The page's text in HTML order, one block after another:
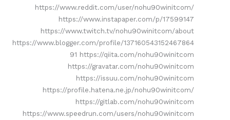
https://www.reddit.com/user/nohu90winitcom/
https://www.instapaper.com/p/17599147
https://www.twitch.tv/nohu90winitcom/about
https://www.blogger.com/profile/137160543152467864
91 https://qiita.com/nohu90winitcom
https://gravatar.com/nohu90winitcom
https://issuu.com/nohu90winitcom
https://profile.hatena.ne.jp/nohu90winitcom/
https://gitlab.com/nohu90winitcom
https://www.speedrun.com/users/nohu90winitcom